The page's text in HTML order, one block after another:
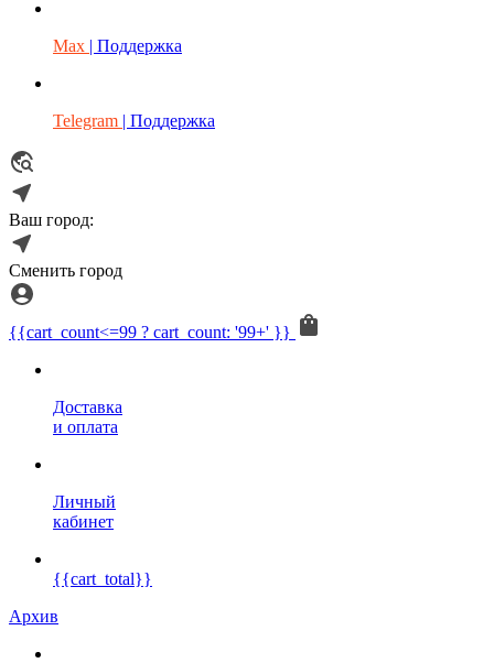
Max | Поддержка
Telegram | Поддержка
Ваш город:
Сменить город
{{cart_count<=99 ? cart_count: '99+' }}
Доставка
и оплата
Личный
кабинет
{{cart_total}}
Архив